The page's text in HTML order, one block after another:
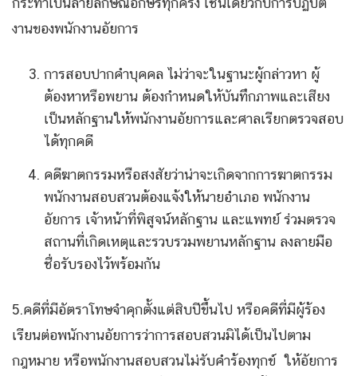
งานของพนักงานอัยการ
การสอบปากคำบุคคล ไม่ว่าจะในฐานะผู้กล่าวหา ผู้
ต้องหาหรือพยาน ต้องกำหนดให้บันทึกภาพและเสียง
เป็นหลักฐานให้พนักงานอัยการและศาลเรียกตรวจสอบ
ได้ทุกคดี
คดีฆาตกรรมหรือสงสัยว่าน่าจะเกิดจากการฆาตกรรม
พนักงานสอบสวนต้องแจ้งให้นายอำเภอ พนักงาน
อัยการ เจ้าหน้าที่พิสูจน์หลักฐาน และแพทย์ ร่วมตรวจ
สถานที่เกิดเหตุและรวบรวมพยานหลักฐาน ลงลายมือ
ชื่อรับรองไว้พร้อมกัน
5.คดีที่มีอัตราโทษจำคุกตั้งแต่สิบปีขึ้นไป หรือคดีที่มีผู้ร้อง
เรียนต่อพนักงานอัยการว่าการสอบสวนมิได้เป็นไปตาม
กฎหมาย หรือพนักงานสอบสวนไม่รับคำร้องทุกข์ ให้อัยการ